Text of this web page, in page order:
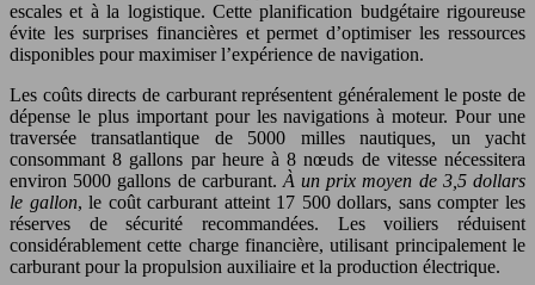
escales et à la logistique. Cette planification budgétaire rigoureuse
évite les surprises financières et permet d’optimiser les ressources
disponibles pour maximiser l’expérience de navigation.
Les coûts directs de carburant représentent généralement le poste de
dépense le plus important pour les navigations à moteur. Pour une
traversée transatlantique de 5000 milles nautiques, un yacht
consommant 8 gallons par heure à 8 nœuds de vitesse nécessitera
environ 5000 gallons de carburant. À un prix moyen de 3,5 dollars
le gallon, le coût carburant atteint 17 500 dollars, sans compter les
réserves de sécurité recommandées. Les voiliers réduisent
considérablement cette charge financière, utilisant principalement le
carburant pour la propulsion auxiliaire et la production électrique.